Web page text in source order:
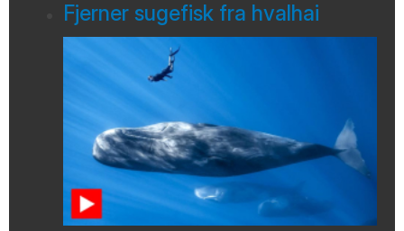
Fjerner sugefisk fra hvalhai